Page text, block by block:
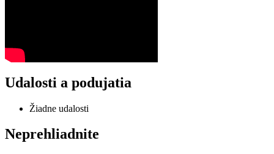
Udalosti a podujatia
Žiadne udalosti
Neprehliadnite